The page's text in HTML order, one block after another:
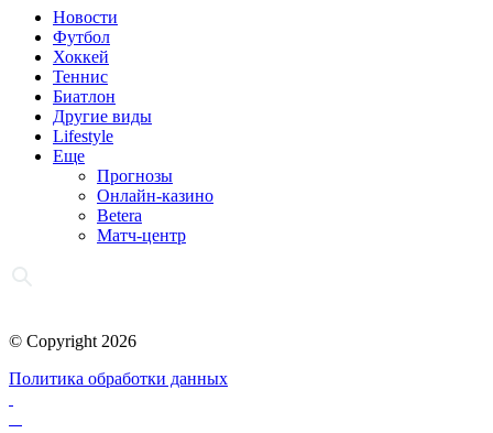
Новости
Футбол
Хоккей
Теннис
Биатлон
Другие виды
Lifestyle
Еще
Прогнозы
Онлайн-казино
Betera
Матч-центр
© Copyright 2026
Политика обработки данных